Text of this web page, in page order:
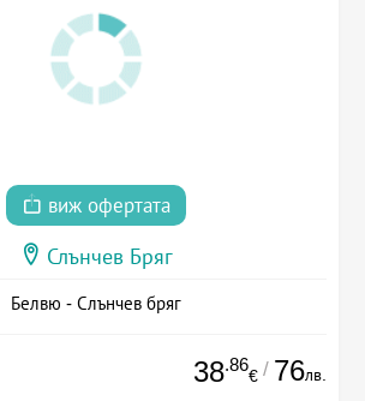
виж офертата
Слънчев Бряг
Белвю - Слънчев бряг
38.86
€ / 76лв.